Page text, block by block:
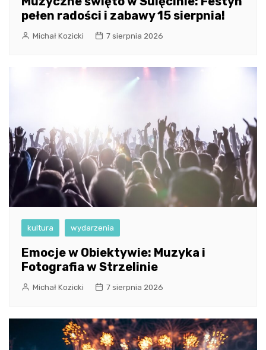
pełen radości i zabawy 15 sierpnia!
Michał Kozicki 7 sierpnia 2026
kultura wydarzenia
Emocje w Obiektywie: Muzyka i
Fotografia w Strzelinie
Michał Kozicki 7 sierpnia 2026